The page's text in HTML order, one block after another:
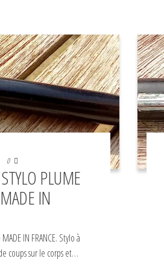
0
PLUME
IN
IN FRANCE. Stylo à
coups sur le corps et…